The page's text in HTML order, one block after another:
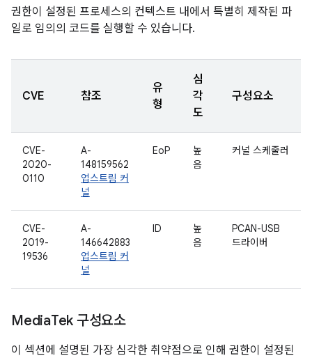
권한이 설정된 프로세스의 컨텍스트 내에서 특별히 제작된 파
일로 임의의 코드를 실행할 수 있습니다.
CVE 참조
유
형
심
각
도
구성요소
CVE-
2020-
0110
A-
148159562
업스트림 커
널
EoP
높
음
커널 스케줄러
CVE-
2019-
19536
A-
146642883
업스트림 커
널
ID
높
음
PCAN-USB
드라이버
MediaTek 구성요소
이 섹션에 설명된 가장 심각한 취약점으로 인해 권한이 설정된